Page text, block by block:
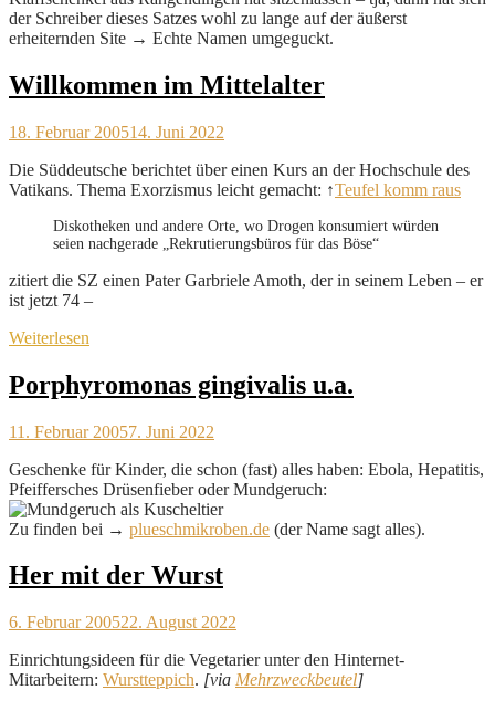
der Schreiber dieses Satzes wohl zu lange auf der äußerst
erheiternden Site → Echte Namen umgeguckt.
Willkommen im Mittelalter
18. Februar 200514. Juni 2022
Die Süddeutsche berichtet über einen Kurs an der Hochschule des
Vatikans. Thema Exorzismus leicht gemacht: ↑Teufel komm raus
Diskotheken und andere Orte, wo Drogen konsumiert würden
seien nachgerade „Rekrutierungsbüros für das Böse“
zitiert die SZ einen Pater Garbriele Amoth, der in seinem Leben – er
ist jetzt 74 –
Weiterlesen
Porphyromonas gingivalis u.a.
11. Februar 20057. Juni 2022
Geschenke für Kinder, die schon (fast) alles haben: Ebola, Hepatitis,
Pfeiffersches Drüsenfieber oder Mundgeruch:
Zu finden bei → plueschmikroben.de (der Name sagt alles).
Her mit der Wurst
6. Februar 200522. August 2022
Einrichtungsideen für die Vegetarier unter den Hinternet-
Mitarbeitern: Wurstteppich. [via Mehrzweckbeutel]